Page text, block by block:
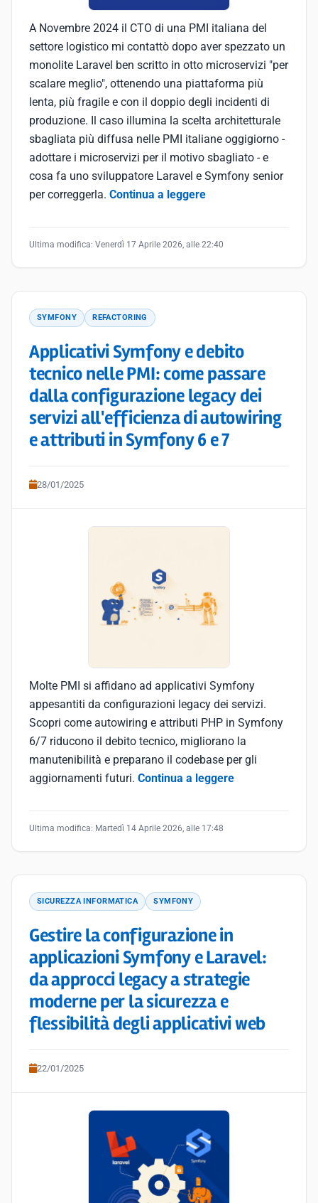
A Novembre 2024 il CTO di una PMI italiana del
settore logistico mi contattò dopo aver spezzato un
monolite Laravel ben scritto in otto microservizi "per
scalare meglio", ottenendo una piattaforma più
lenta, più fragile e con il doppio degli incidenti di
produzione. Il caso illumina la scelta architetturale
sbagliata più diffusa nelle PMI italiane oggigiorno -
adottare i microservizi per il motivo sbagliato - e
cosa fa uno sviluppatore Laravel e Symfony senior
per correggerla. Continua a leggere
Ultima modifica: Venerdì 17 Aprile 2026, alle 22:40
SYMFONY REFACTORING
Applicativi Symfony e debito
tecnico nelle PMI: come passare
dalla configurazione legacy dei
servizi all'efficienza di autowiring
e attributi in Symfony 6 e 7
28/01/2025
Molte PMI si affidano ad applicativi Symfony
appesantiti da configurazioni legacy dei servizi.
Scopri come autowiring e attributi PHP in Symfony
6/7 riducono il debito tecnico, migliorano la
manutenibilità e preparano il codebase per gli
aggiornamenti futuri. Continua a leggere
Ultima modifica: Martedì 14 Aprile 2026, alle 17:48
SICUREZZA INFORMATICA SYMFONY
Gestire la configurazione in
applicazioni Symfony e Laravel:
da approcci legacy a strategie
moderne per la sicurezza e
flessibilità degli applicativi web
22/01/2025